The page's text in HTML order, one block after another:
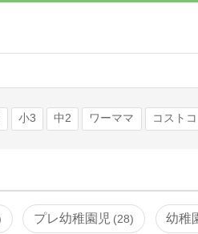
小3 中2 ワーママ コストコ
プレ幼稚園児 28 幼稚